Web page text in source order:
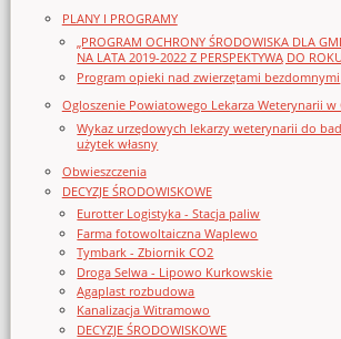
PLANY I PROGRAMY
„PROGRAM OCHRONY ŚRODOWISKA DLA
NA LATA 2019-2022 Z PERSPEKTYWĄ DO
Program opieki nad zwierzętami bezdomnymi
Ogloszenie Powiatowego Lekarza Weterynarii w
Wykaz urzędowych lekarzy weterynarii do
użytek własny
Obwieszczenia
DECYZJE ŚRODOWISKOWE
Eurotter Logistyka - Stacja paliw
Farma fotowoltaiczna Waplewo
Tymbark - Zbiornik CO2
Droga Selwa - Lipowo Kurkowskie
Agaplast rozbudowa
Kanalizacja Witramowo
DECYZJE ŚRODOWISKOWE